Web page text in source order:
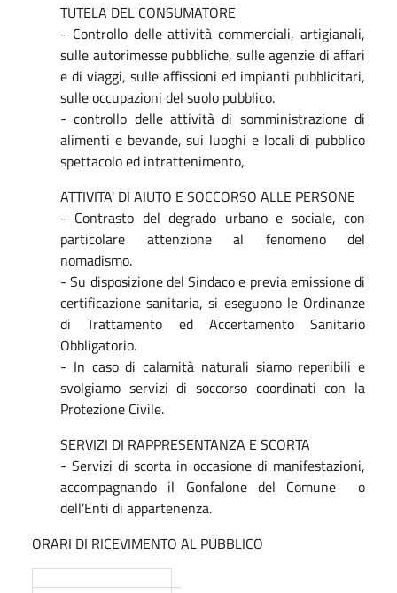
TUTELA DEL CONSUMATORE
- Controllo delle attività commerciali, artigianali,
sulle autorimesse pubbliche, sulle agenzie di affari
e di viaggi, sulle affissioni ed impianti pubblicitari,
sulle occupazioni del suolo pubblico.
- controllo delle attività di somministrazione di
alimenti e bevande, sui luoghi e locali di pubblico
spettacolo ed intrattenimento,
ATTIVITA' DI AIUTO E SOCCORSO ALLE PERSONE
- Contrasto del degrado urbano e sociale, con
particolare attenzione al fenomeno del
nomadismo.
- Su disposizione del Sindaco e previa emissione di
certificazione sanitaria, si eseguono le Ordinanze
di Trattamento ed Accertamento Sanitario
Obbligatorio.
- In caso di calamità naturali siamo reperibili e
svolgiamo servizi di soccorso coordinati con la
Protezione Civile.
SERVIZI DI RAPPRESENTANZA E SCORTA
- Servizi di scorta in occasione di manifestazioni,
accompagnando il Gonfalone del Comune o
dell’Enti di appartenenza.
ORARI DI RICEVIMENTO AL PUBBLICO